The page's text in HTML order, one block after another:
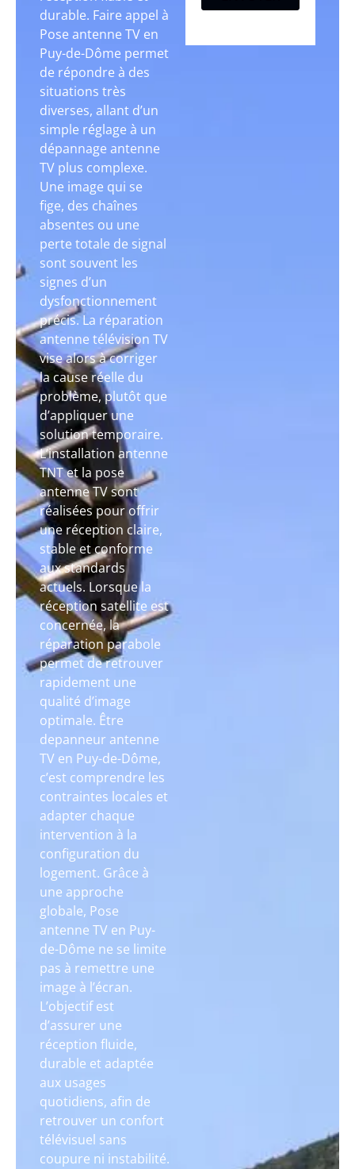
durable. Faire appel à
Pose antenne TV en
Puy-de-Dôme permet
de répondre à des
situations très
diverses, allant d’un
simple réglage à un
dépannage antenne
TV plus complexe.
Une image qui se
fige, des chaînes
absentes ou une
perte totale de signal
sont souvent les
signes d’un
dysfonctionnement
précis. La réparation
antenne télévision TV
vise alors à corriger
la cause réelle du
problème, plutôt que
d’appliquer une
solution temporaire.
L’installation antenne
TNT et la pose
antenne TV sont
réalisées pour offrir
une réception claire,
stable et conforme
aux standards
actuels. Lorsque la
réception satellite est
concernée, la
réparation parabole
permet de retrouver
rapidement une
qualité d’image
optimale. Être
depanneur antenne
TV en Puy-de-Dôme,
c’est comprendre les
contraintes locales et
adapter chaque
intervention à la
configuration du
logement. Grâce à
une approche
globale, Pose
antenne TV en Puy-
de-Dôme ne se limite
pas à remettre une
image à l’écran.
L’objectif est
d’assurer une
réception fluide,
durable et adaptée
aux usages
quotidiens, afin de
retrouver un confort
télévisuel sans
coupure ni instabilité.